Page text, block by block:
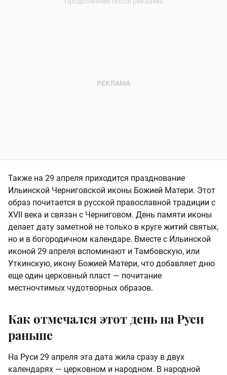
Также на 29 апреля приходится празднование
Ильинской Черниговской иконы Божией Матери. Этот
образ почитается в русской православной традиции с
XVII века и связан с Черниговом. День памяти иконы
делает дату заметной не только в круге житий святых,
но и в богородичном календаре. Вместе с Ильинской
иконой 29 апреля вспоминают и Тамбовскую, или
Уткинскую, икону Божией Матери, что добавляет дню
еще один церковный пласт — почитание
местночтимых чудотворных образов.
Как отмечался этот день на Руси
раньше
На Руси 29 апреля эта дата жила сразу в двух
календарях — церковном и народном. В народной